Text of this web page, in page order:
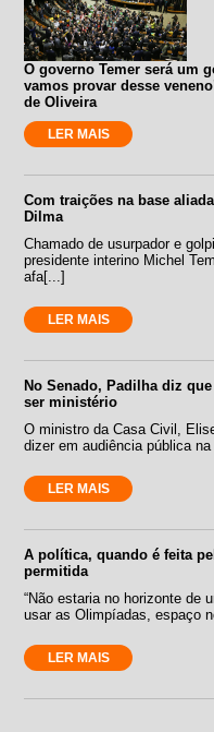
O governo Temer será um
vamos provar desse
de Oliveira
LER MAIS
Com traições na base
Dilma
Chamado de usurpador e
presidente interino Michel
afa[...]
LER MAIS
No Senado, Padilha diz
ser ministério
O ministro da Casa Civil,
dizer em audiência pública
LER MAIS
A política, quando é feita
permitida
“Não estaria no horizonte de
usar as Olimpíadas, espaço
LER MAIS